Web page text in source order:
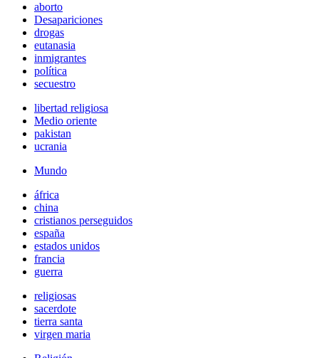
aborto
Desapariciones
drogas
eutanasia
inmigrantes
política
secuestro
libertad religiosa
Medio oriente
pakistan
ucrania
Mundo
áfrica
china
cristianos perseguidos
españa
estados unidos
francia
guerra
religiosas
sacerdote
tierra santa
virgen maria